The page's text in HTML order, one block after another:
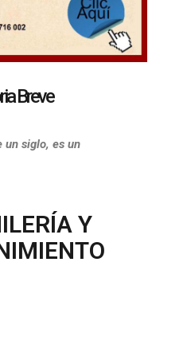
Breve
un siglo, es un
Y